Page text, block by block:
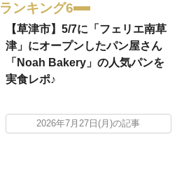
ランキング6
【草津市】5/7に「フェリエ南草
津」にオープンしたパン屋さん
「Noah Bakery」の人気パンを
実食レポ♪
2026年7月27日(月)の記事